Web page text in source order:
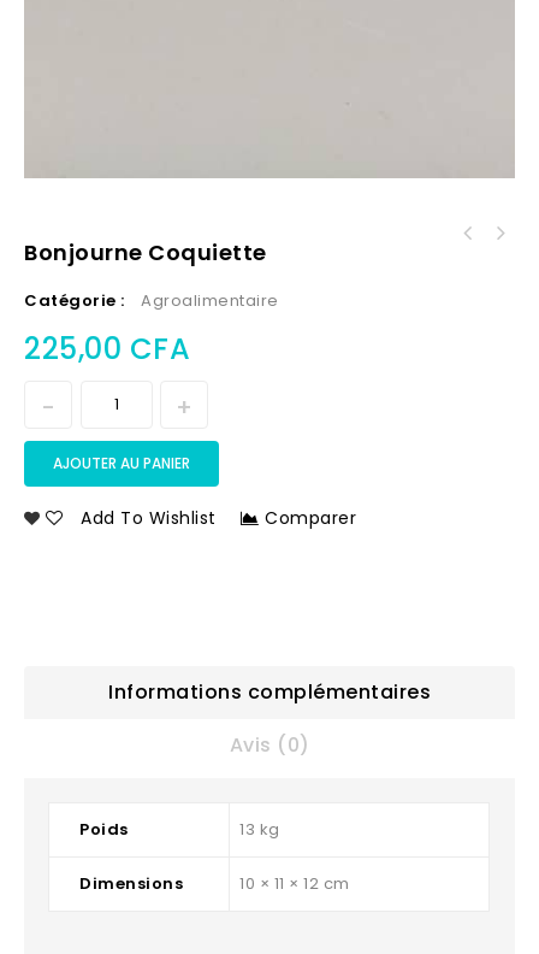
Bonjourne Coquiette
Catégorie : Agroalimentaire
225,00 CFA
AJOUTER AU PANIER
Add To Wishlist Comparer
Informations complémentaires
Avis (0)
Poids 13 kg
Dimensions 10 × 11 × 12 cm